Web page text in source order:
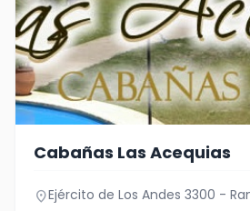
Cabañas Las Acequias
location_onEjército de Los Andes 3300 -